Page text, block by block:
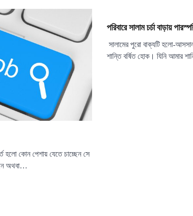
হলো কোন পেশায় যেতে চাচ্ছেন সে
অথবা…
পরিবারে সালাম চর্চা বাড়ায়
সালামের পুরো বাক্যটি হলো-
শান্তি বর্ষিত হোক। যিনি আমার